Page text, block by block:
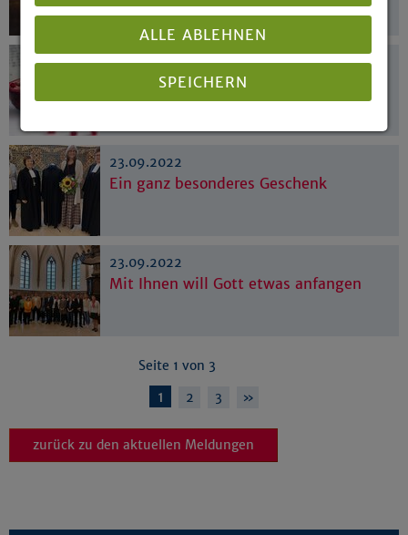
23.09.2022
Angesichts des Krieges ein
gemeinsames Zeichen des Friedens
23.09.2022
Ein ganz besonderes Geschenk
23.09.2022
Mit Ihnen will Gott etwas anfangen
Seite 1 von 3
1 2 3 »
zurück zu den aktuellen Meldungen
ALLE ABLEHNEN
SPEICHERN
Impressum|Datenschutz